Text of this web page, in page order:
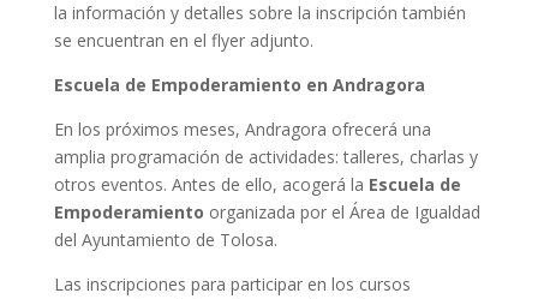
la información y detalles sobre la inscripción también
se encuentran en el flyer adjunto.
Escuela de Empoderamiento en Andragora
En los próximos meses, Andragora ofrecerá una
amplia programación de actividades: talleres, charlas y
otros eventos. Antes de ello, acogerá la Escuela de
Empoderamiento organizada por el Área de Igualdad
del Ayuntamiento de Tolosa.
Las inscripciones para participar en los cursos